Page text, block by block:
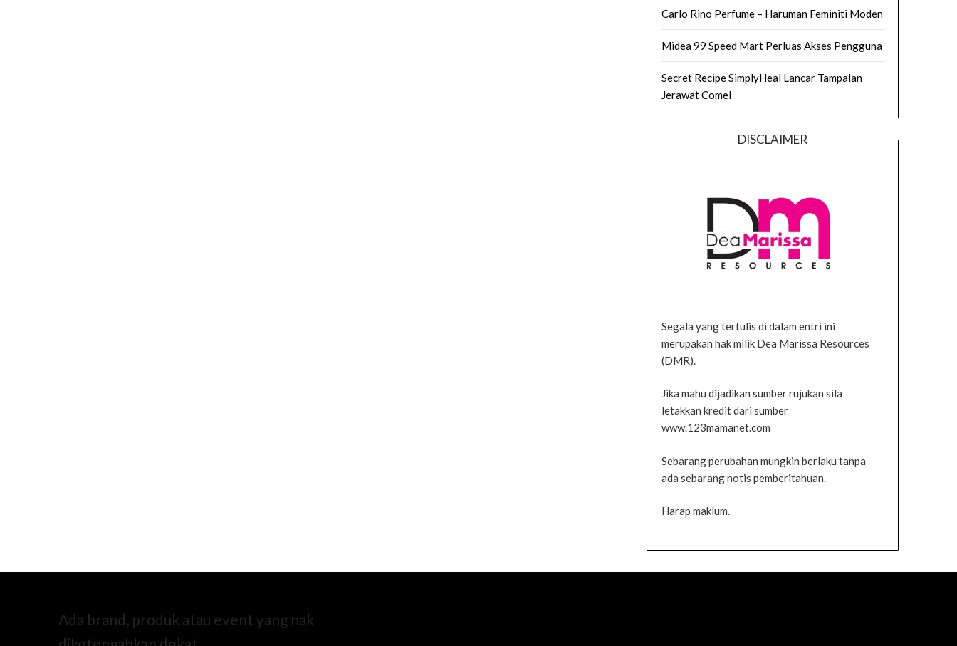
Carlo Rino Perfume – Haruman Feminiti Moden
Midea 99 Speed Mart Perluas Akses Pengguna
Secret Recipe SimplyHeal Lancar Tampalan
Jerawat Comel
DISCLAIMER
Segala yang tertulis di dalam entri ini
merupakan hak milik Dea Marissa Resources
(DMR).
Jika mahu dijadikan sumber rujukan sila
letakkan kredit dari sumber
www.123mamanet.com
Sebarang perubahan mungkin berlaku tanpa
ada sebarang notis pemberitahuan.
Harap maklum.
Ada brand, produk atau event yang nak